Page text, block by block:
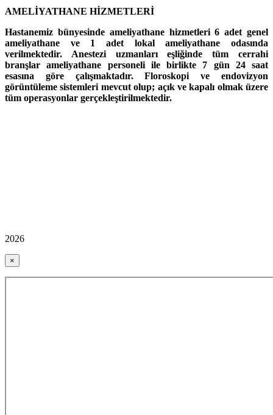
AMELİYATHANE HİZMETLERİ
Hastanemiz bünyesinde ameliyathane hizmetleri 6 adet genel
ameliyathane ve 1 adet lokal ameliyathane odasında
verilmektedir. Anestezi uzmanları eşliğinde tüm cerrahi
branşlar ameliyathane personeli ile birlikte 7 gün 24 saat
esasına göre çalışmaktadır. Floroskopi ve endovizyon
görüntüleme sistemleri mevcut olup; açık ve kapalı olmak üzere
tüm operasyonlar gerçekleştirilmektedir.
2026
×